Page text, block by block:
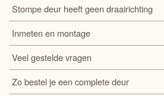
Stompe deur heeft geen draairichting
Inmeten en montage
Veel gestelde vragen
Zo bestel je een complete deur